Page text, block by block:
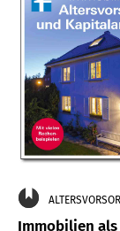
Immobilien